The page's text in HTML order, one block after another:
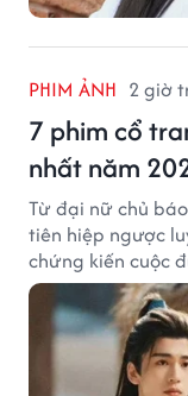
PHIM ẢNH 2 giờ
7 phim cổ
nhất năm
Từ đại nữ chủ
tiên hiệp ngược
chứng kiến cuộc
trang có độ thảo